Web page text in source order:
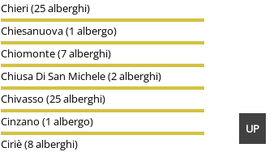
UP
Chieri (25 alberghi)
Chiesanuova (1 albergo)
Chiomonte (7 alberghi)
Chiusa Di San Michele (2 alberghi)
Chivasso (25 alberghi)
Cinzano (1 albergo)
Ciriè (8 alberghi)